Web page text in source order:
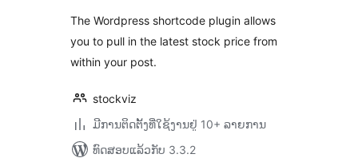
The Wordpress shortcode plugin allows
you to pull in the latest stock price from
within your post.
stockviz
ມີການຕິດຕັ້ງທີ່ໃຊ້ງານຢູ່ 10+ ລາຍການ
ທົດສອບແລ້ວກັບ 3.3.2